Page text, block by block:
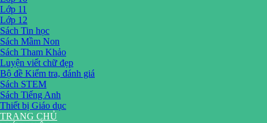
Lớp 11
Lớp 12
Sách Tin học
Sách Mầm Non
Sách Tham Khảo
Luyện viết chữ đẹp
Bộ đề Kiểm tra, đánh giá
Sách STEM
Sách Tiếng Anh
Thiết bị Giáo dục
TRANG CHỦ